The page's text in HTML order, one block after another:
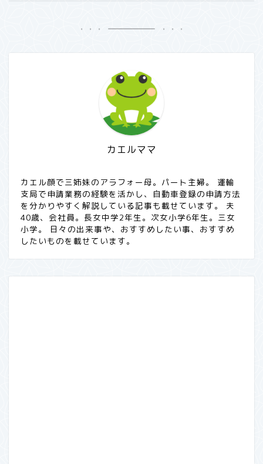
カエルママ
カエル顔で三姉妹のアラフォー母。パート主婦。 運輸
支局で申請業務の経験を活かし、自動車登録の申請方法
を分かりやすく解説している記事も載せています。 夫
40歳、会社員。長女中学2年生。次女小学6年生。三女
小学。 日々の出来事や、おすすめしたい事、おすすめ
したいものを載せています。